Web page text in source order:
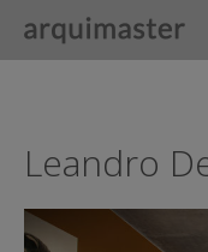
Leandro